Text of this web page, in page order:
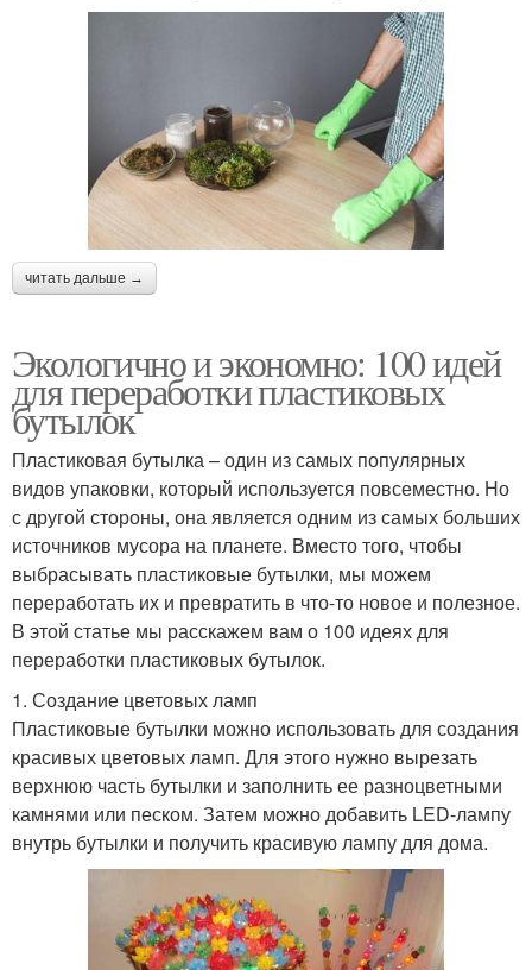
читать дальше →
Экологично и экономно: 100 идей
для переработки пластиковых
бутылок
Пластиковая бутылка – один из самых популярных
видов упаковки, который используется повсеместно. Но
с другой стороны, она является одним из самых больших
источников мусора на планете. Вместо того, чтобы
выбрасывать пластиковые бутылки, мы можем
переработать их и превратить в что-то новое и полезное.
В этой статье мы расскажем вам о 100 идеях для
переработки пластиковых бутылок.
1. Создание цветовых ламп
Пластиковые бутылки можно использовать для создания
красивых цветовых ламп. Для этого нужно вырезать
верхнюю часть бутылки и заполнить ее разноцветными
камнями или песком. Затем можно добавить LED-лампу
внутрь бутылки и получить красивую лампу для дома.